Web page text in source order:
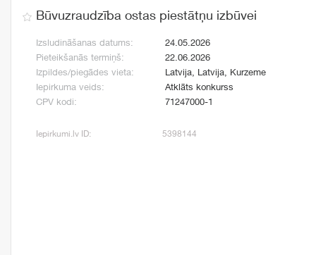
Būvuzraudzība ostas piestātņu izbūvei
Izsludināšanas datums:
24.05.2026
Pieteikšanās termiņš:
22.06.2026
Izpildes/piegādes vieta:
Latvija, Latvija, Kurzeme
Iepirkuma veids:
Atklāts konkurss
CPV kodi:
71247000-1
Iepirkumi.lv ID: 5398144